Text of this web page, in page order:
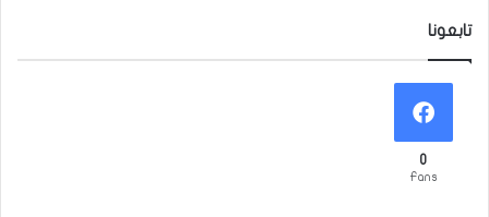
تابعونا
0
Fans